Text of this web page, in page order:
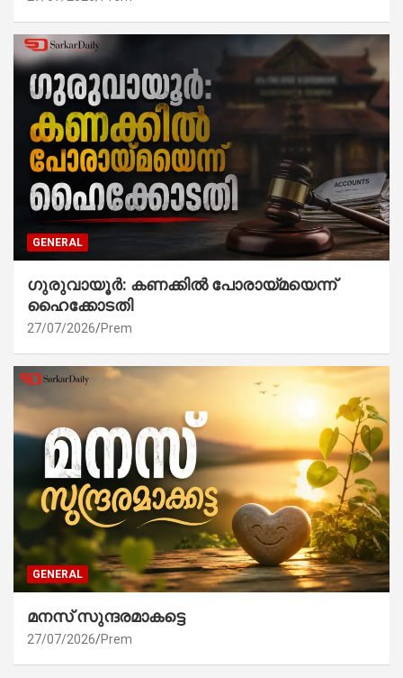
GENERAL
ഗുരുവായൂർ: കണക്കിൽ പോരായ്മയെന്ന്
ഹൈക്കോടതി
27/07/2026 Prem
GENERAL
മനസ് സുന്ദരമാകട്ടെ
27/07/2026 Prem